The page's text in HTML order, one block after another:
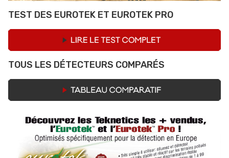
TEST DES EUROTEK ET EUROTEK PRO
TOUS LES DÉTECTEURS COMPARÉS